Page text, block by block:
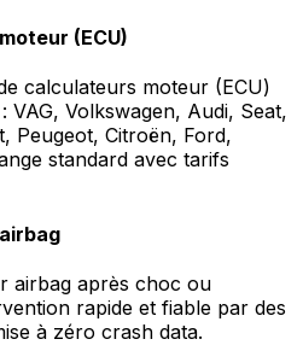
(ECU)
calculateurs moteur (ECU)
VAG, Volkswagen, Audi, Seat,
Peugeot, Citroën, Ford,
standard avec tarifs
airbag après choc ou
rapide et fiable par des
à zéro crash data.